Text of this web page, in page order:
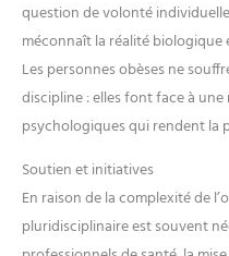
question de volonté
méconnaît la réalité
Les personnes obèses ne
discipline : elles font face à
psychologiques qui rendent la
Soutien et initiatives
En raison de la complexité de
pluridisciplinaire est souvent